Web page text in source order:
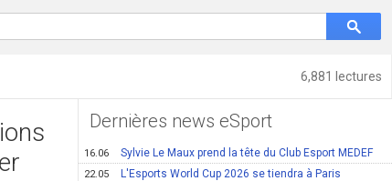
6,881 lectures
Dernières news eSport
16.06 Sylvie Le Maux prend la tête du Club Esport MEDEF
22.05 L'Esports World Cup 2026 se tiendra à Paris